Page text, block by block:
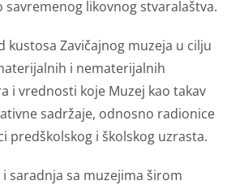
savremenog likovnog stvaralaštva.
kustosa Zavičajnog muzeja u cilju
i nematerijalnih
i vrednosti koje Muzej kao takav
sadržaje, odnosno radionice
predškolskog i školskog uzrasta.
saradnja sa muzejima širom